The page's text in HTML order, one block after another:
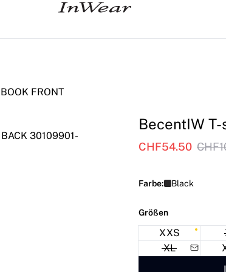
BecentIW
CHF54.50
Farbe: Black
Größen
XXS
XL